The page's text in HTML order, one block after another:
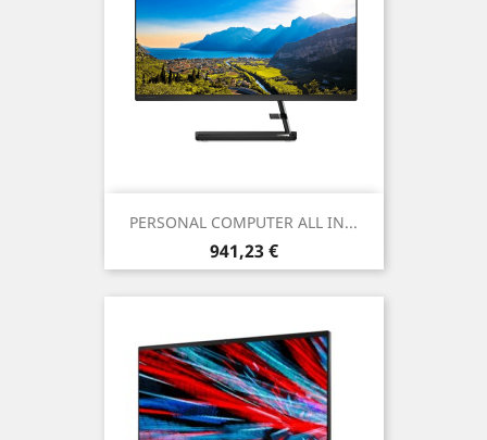
PERSONAL COMPUTER ALL IN...
Prezzo
941,23 €